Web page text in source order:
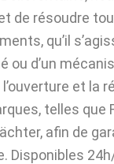
de résoudre
qu’il
ou d’un
et la
telles que
afin de
Disponibles